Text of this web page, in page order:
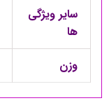
سایر ویژگی
ها
وزن